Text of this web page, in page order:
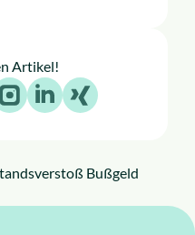
Artikel!
InstagramLinkedIn
X
Bußgeld